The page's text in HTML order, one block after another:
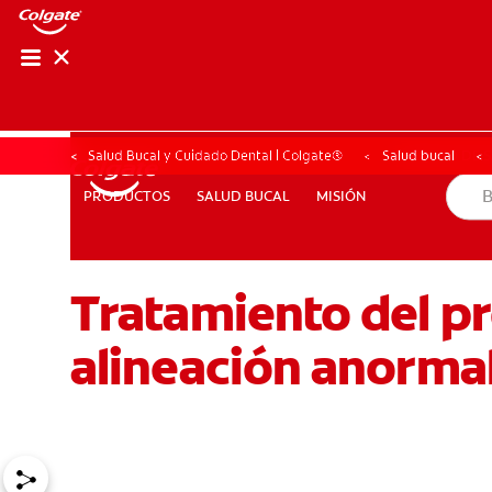
PRODUCTOS SALUD BUCAL MISIÓN
PARA PROFESIONALES DÓNDE COMPRAR UY (ES)
PRODUCTOS SALUD BUCAL MISIÓN
CHEQUEO DE
Salud Bucal y Cuidado Dental | Colgate® Salud bucal
Tratamiento del
alineación